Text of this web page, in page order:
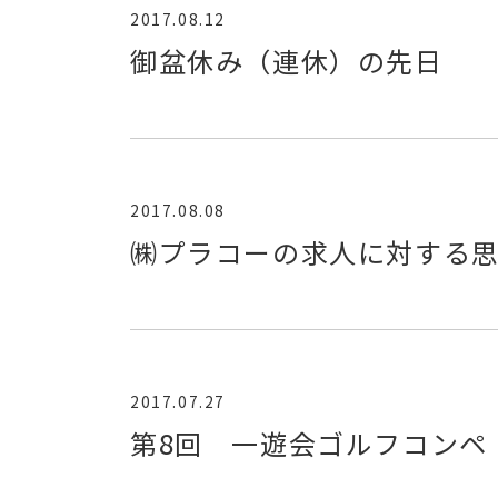
2017.08.12
御盆休み（連休）の先日
2017.08.08
㈱プラコーの求人に対する
2017.07.27
第8回 一遊会ゴルフコンペ